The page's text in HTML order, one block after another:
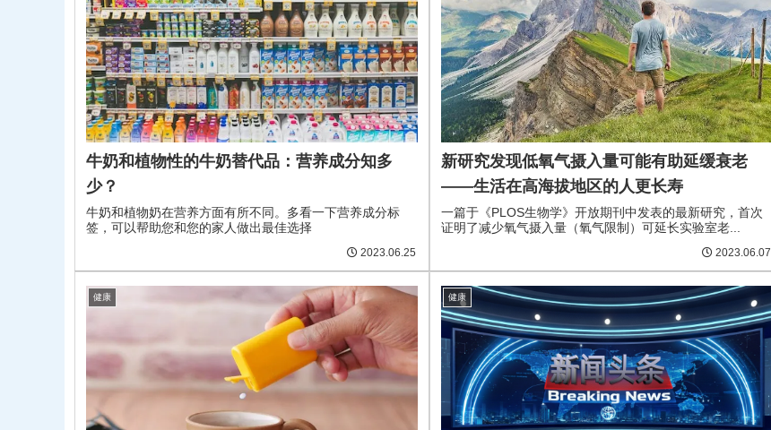
牛奶和植物性的牛奶替代品：营养成分知多
少？
牛奶和植物奶在营养方面有所不同。多看一下营养成分标
签，可以帮助您和您的家人做出最佳选择
2023.06.25
新研究发现低氧气摄入量可能有助延缓衰老
——生活在高海拔地区的人更长寿
一篇于《PLOS生物学》开放期刊中发表的最新研究，首次
证明了减少氧气摄入量（氧气限制）可延长实验室老...
2023.06.07
健康 健康